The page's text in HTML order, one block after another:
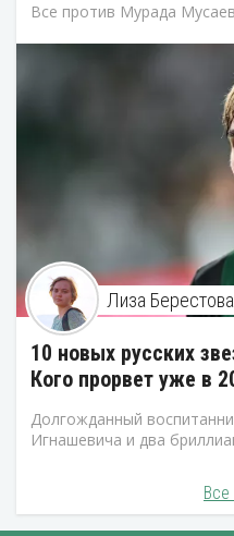
Все против Мурада
Лиза Берестова
10 новых русских
Кого прорвет уже в
Долгожданный
Игнашевича и два
Все